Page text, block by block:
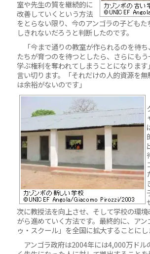
室や先生の質を継続的に
改善していくという方法
をとらない限り、今のアンゴラの子ども
しきれないだろうと判断したのです。
「今まで通りの教室が作られるのを待
たちが育つのを待つとしたら、さらにも
学ぶ権利を奪われてしまうことになりま
言い切ります。「それだけの人的資源を
は余裕がないのです」
次に教授法を向上させ、そして学校の環
がら進めていく方法です。最終的に、ア
ゥ・スクール」を全国に拡大することに
アンゴラ政府は2004年には4,000万ドル